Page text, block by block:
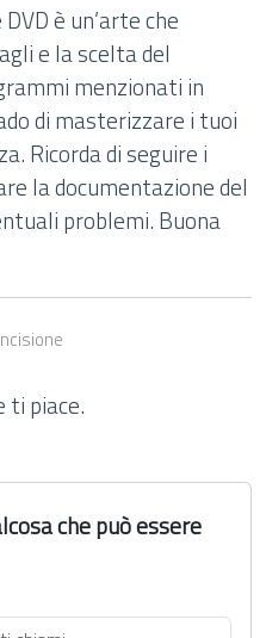
è un’arte che
e la scelta del
menzionati in
di masterizzare i tuoi
Ricorda di seguire i
la documentazione del
problemi. Buona
ti piace.
che può essere